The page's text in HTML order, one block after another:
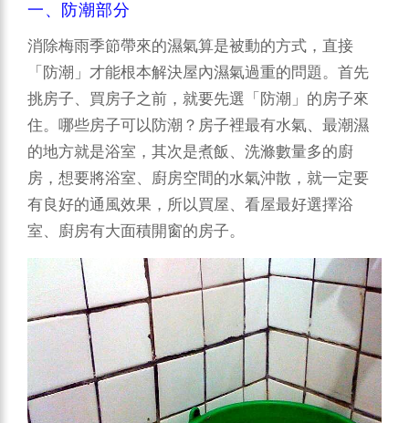
一、防潮部分
消除梅雨季節帶來的濕氣算是被動的方式，直接
「防潮」才能根本解決屋內濕氣過重的問題。首先
挑房子、買房子之前，就要先選「防潮」的房子來
住。哪些房子可以防潮？房子裡最有水氣、最潮濕
的地方就是浴室，其次是煮飯、洗滌數量多的廚
房，想要將浴室、廚房空間的水氣沖散，就一定要
有良好的通風效果，所以買屋、看屋最好選擇浴
室、廚房有大面積開窗的房子。